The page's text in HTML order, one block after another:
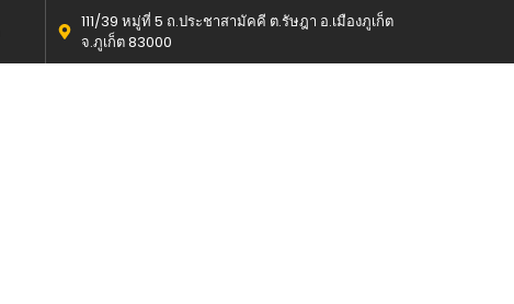
111/39 หมู่ที่ 5 ถ.ประชาสามัคคี ต.รัษฎา อ.เมืองภูเก็ต
จ.ภูเก็ต 83000